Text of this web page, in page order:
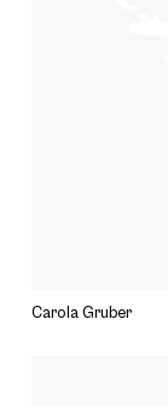
Carola Gruber